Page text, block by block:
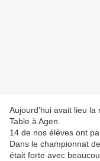
Aujourd’hui avait lieu
Table à Agen.
14 de nos élèves ont
Dans le championnat
était forte avec